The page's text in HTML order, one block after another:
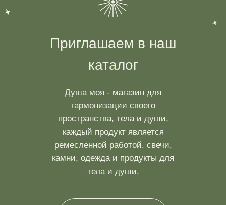
Приглашаем в наш
каталог
Душа моя - магазин для
гармонизации своего
пространства, тела и души,
каждый продукт является
ремесленной работой. свечи,
камни, одежда и продукты для
тела и души.